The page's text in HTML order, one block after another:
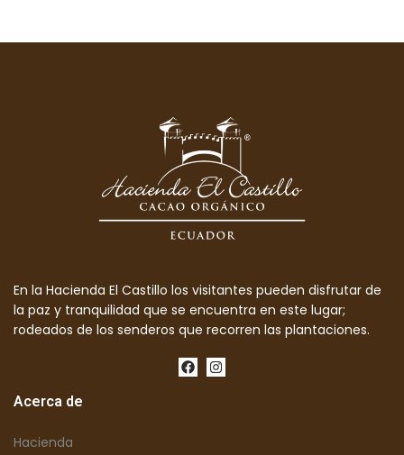
En la Hacienda El Castillo los visitantes pueden disfrutar de
la paz y tranquilidad que se encuentra en este lugar;
rodeados de los senderos que recorren las plantaciones.
Acerca de
Hacienda